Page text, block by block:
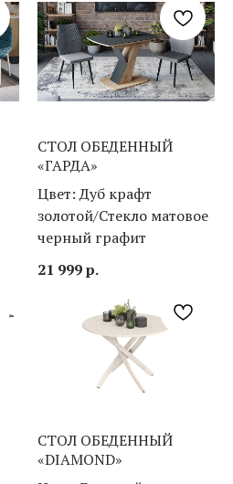
СТОЛ ОБЕДЕННЫЙ
«ГАРДА»
Цвет: Дуб крафт
золотой/Стекло матовое
черный графит
21 999р.
СТОЛ ОБЕДЕННЫЙ
«DIAMOND»